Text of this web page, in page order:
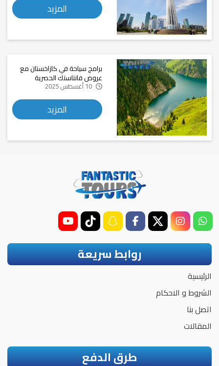
المزيد
برامج سياحة في كازاخستان مع
عروض فانتاستك الحصرية
المزيد
روابط سريعة
الرئيسية
الشروط و الاحكام
اتصل بنا
المقالات
طرق الدفع